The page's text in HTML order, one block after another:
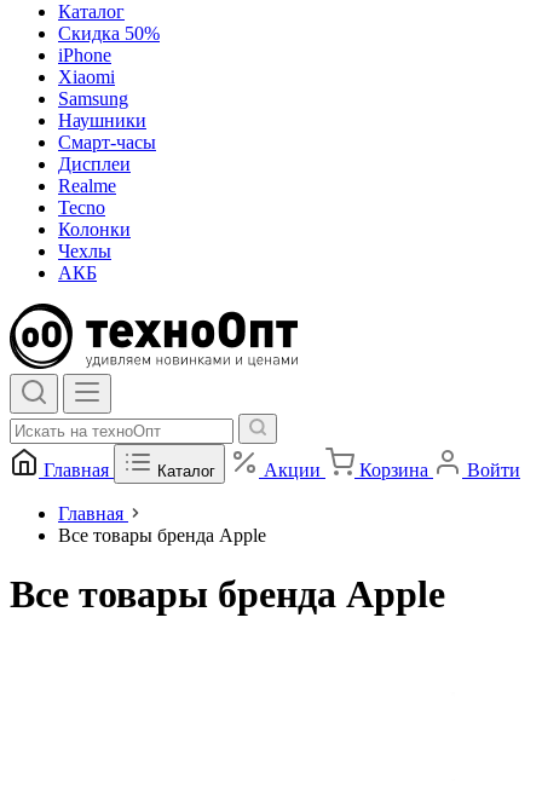
Каталог
Скидка 50%
iPhone
Xiaomi
Samsung
Наушники
Смарт-часы
Дисплеи
Realme
Tecno
Колонки
Чехлы
АКБ
Главная Каталог Акции Корзина Войти
Главная
Все товары бренда Apple
Все товары бренда Apple